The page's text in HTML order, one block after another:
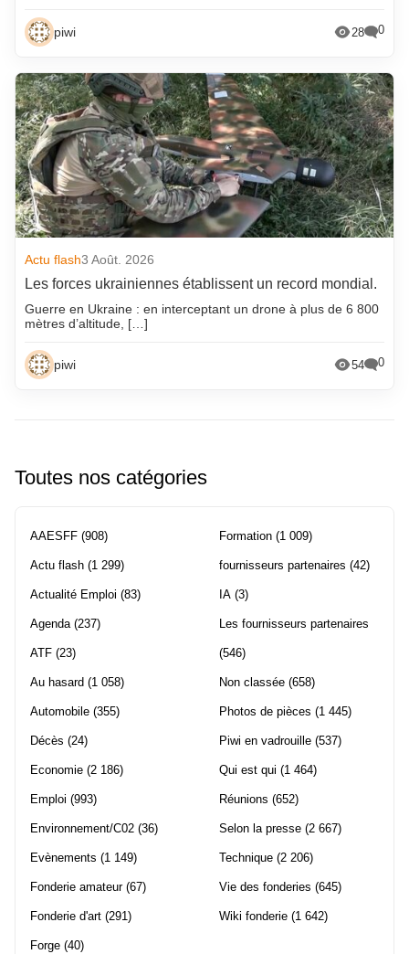
piwi 28 0
Actu flash3 Août. 2026
Les forces ukrainiennes établissent un record mondial.
Guerre en Ukraine : en interceptant un drone à plus de 6 800
mètres d’altitude, […]
piwi 54 0
Toutes nos catégories
AAESFF (908)
Actu flash (1 299)
Actualité Emploi (83)
Agenda(237)
ATF (23)
Au hasard (1 058)
Automobile (355)
Décès (24)
Economie (2 186)
Emploi (993)
Environnement/C02 (36)
Evènements (1 149)
Fonderie amateur(67)
Fonderie d'art (291)
Forge (40)
Formation (1 009)
fournisseurs partenaires (42)
IA (3)
Les fournisseurs partenaires
(546)
Non classée (658)
Photos de pièces (1 445)
Piwi en vadrouille (537)
Qui est qui (1 464)
Réunions (652)
Selon la presse (2 667)
Technique (2 206)
Vie des fonderies (645)
Wiki fonderie (1 642)